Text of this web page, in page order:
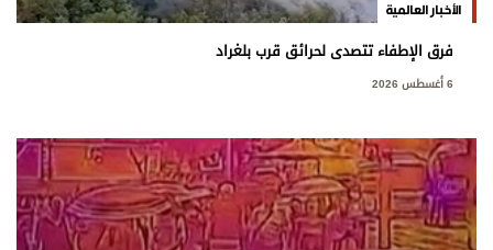
الأخبار العالمية
فرق الإطفاء تتصدى لحرائق قرب بلغراد
6 أغسطس 2026